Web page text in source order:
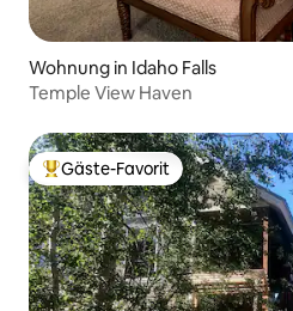
Wohnung in Idaho Falls
Temple View Haven
Beliebter Gäste-Favorit.
Gäste-Favorit